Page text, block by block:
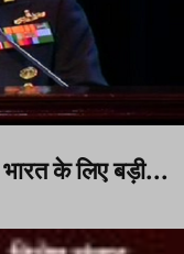
भारत के लिए बड़ी...